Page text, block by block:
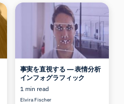
事実を直視する ― 表情分析
インフォグラフィック
1 min read
Elvira Fischer